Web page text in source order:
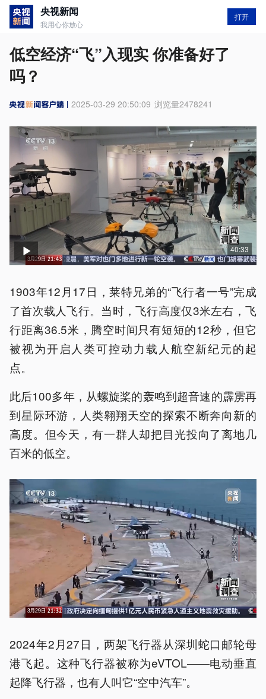
央视新闻
我用心你放心
打开
低空经济“飞”入现实 你准备好了
吗？
2025-03-29 20:50:09 浏览量2478241
40:33
1903年12月17日，莱特兄弟的“飞行者一号”完成
了首次载人飞行。当时，飞行高度仅3米左右，飞
行距离36.5米，腾空时间只有短短的12秒，但它
被视为开启人类可控动力载人航空新纪元的起
点。
此后100多年，从螺旋桨的轰鸣到超音速的霹雳再
到星际环游，人类翱翔天空的探索不断奔向新的
高度。但今天，有一群人却把目光投向了离地几
百米的低空。
2024年2月27日，两架飞行器从深圳蛇口邮轮母
港飞起。这种飞行器被称为eVTOL——电动垂直
起降飞行器，也有人叫它“空中汽车”。